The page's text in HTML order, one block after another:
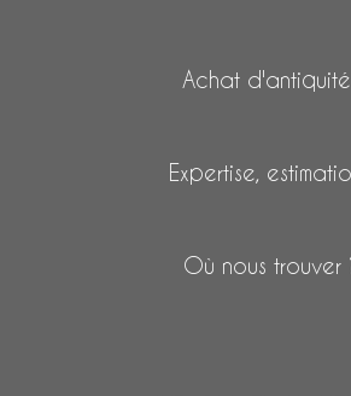
Achat
Expertise,
Où nous trouver